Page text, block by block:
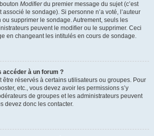
Modifierdu premier message du sujet (c’est
le sondage). Si personne n’a voté, l’auteur
supprimer le sondage. Autrement, seuls les
peuvent le modifier ou le supprimer. Ceci
en changeant les intitulés en cours de sondage.
accéder à un forum ?
être réservés à certains utilisateurs ou groupes. Pour
etc., vous devez avoir les permissions s’y
de groupes et les administrateurs peuvent
devez donc les contacter.